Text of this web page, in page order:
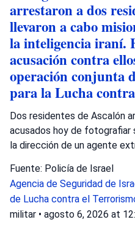
arrestaron a dos
llevaron a cabo
la inteligencia iraní.
acusación contra
operación conjunta
para la Lucha
Dos residentes de Ascalón
acusados hoy de fotografiar
la dirección de un agente
Fuente: Policía de Israel
Agencia de Seguridad de
de Lucha contra el
militar • agosto 6, 2026 at